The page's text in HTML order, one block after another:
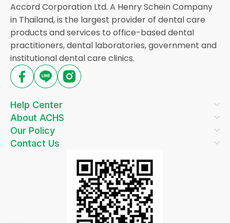
Accord Corporation Ltd. A Henry Schein Company
in Thailand, is the largest provider of dental care
products and services to office-based dental
practitioners, dental laboratories, government and
institutional dental care clinics.
Help Center
About ACHS
Our Policy
Contact Us